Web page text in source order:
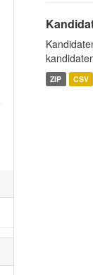
ZIP CSV